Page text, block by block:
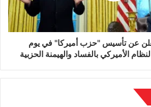
على حد سواء.
تُناقش هذه المسألة في جلسات
العالمية، ما يفتح المجال
أو تدخل من وسطاء دوليين لتفادي
حال اعتماد رسوم انتقامية من
عن تأسيس "حزب أميركا" في يوم
الأميركي بالفساد والهيمنة الحزبية